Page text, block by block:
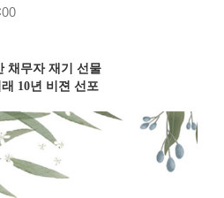
채무자 재기 선물
10년 비젼 선포